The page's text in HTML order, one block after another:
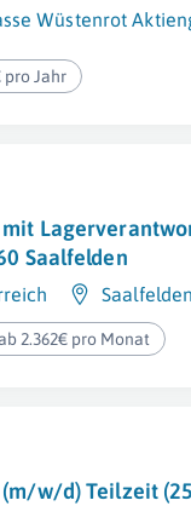
Wüstenrot
pro Jahr
Saalfelden
2.362€ pro Monat
w/d) Teilzeit